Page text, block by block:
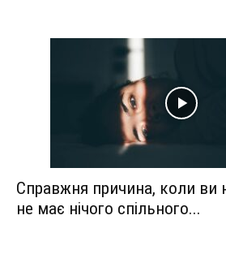
Справжня причина, коли ви
не має нічого спільного...